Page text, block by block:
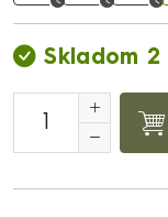
Skladom 2